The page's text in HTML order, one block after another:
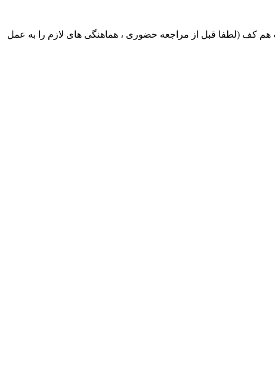
ایران بابکت : میدان حر . خ امام خمینی . خیابان کمالی . خیابان اسکندری جنوبی اول خیابان مرتضوی پلاک 8 طبقه هم کف (لطفا قبل از مراجعه حضوری ، هماهنگی های لازم را به عمل